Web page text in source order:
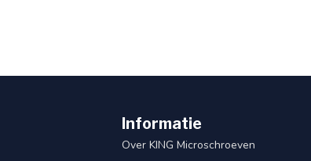
Informatie
Over KING Microschroeven